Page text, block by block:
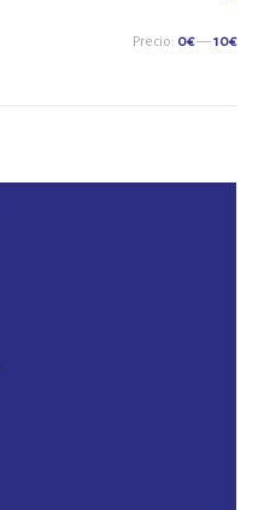
Precio: 0€—10€